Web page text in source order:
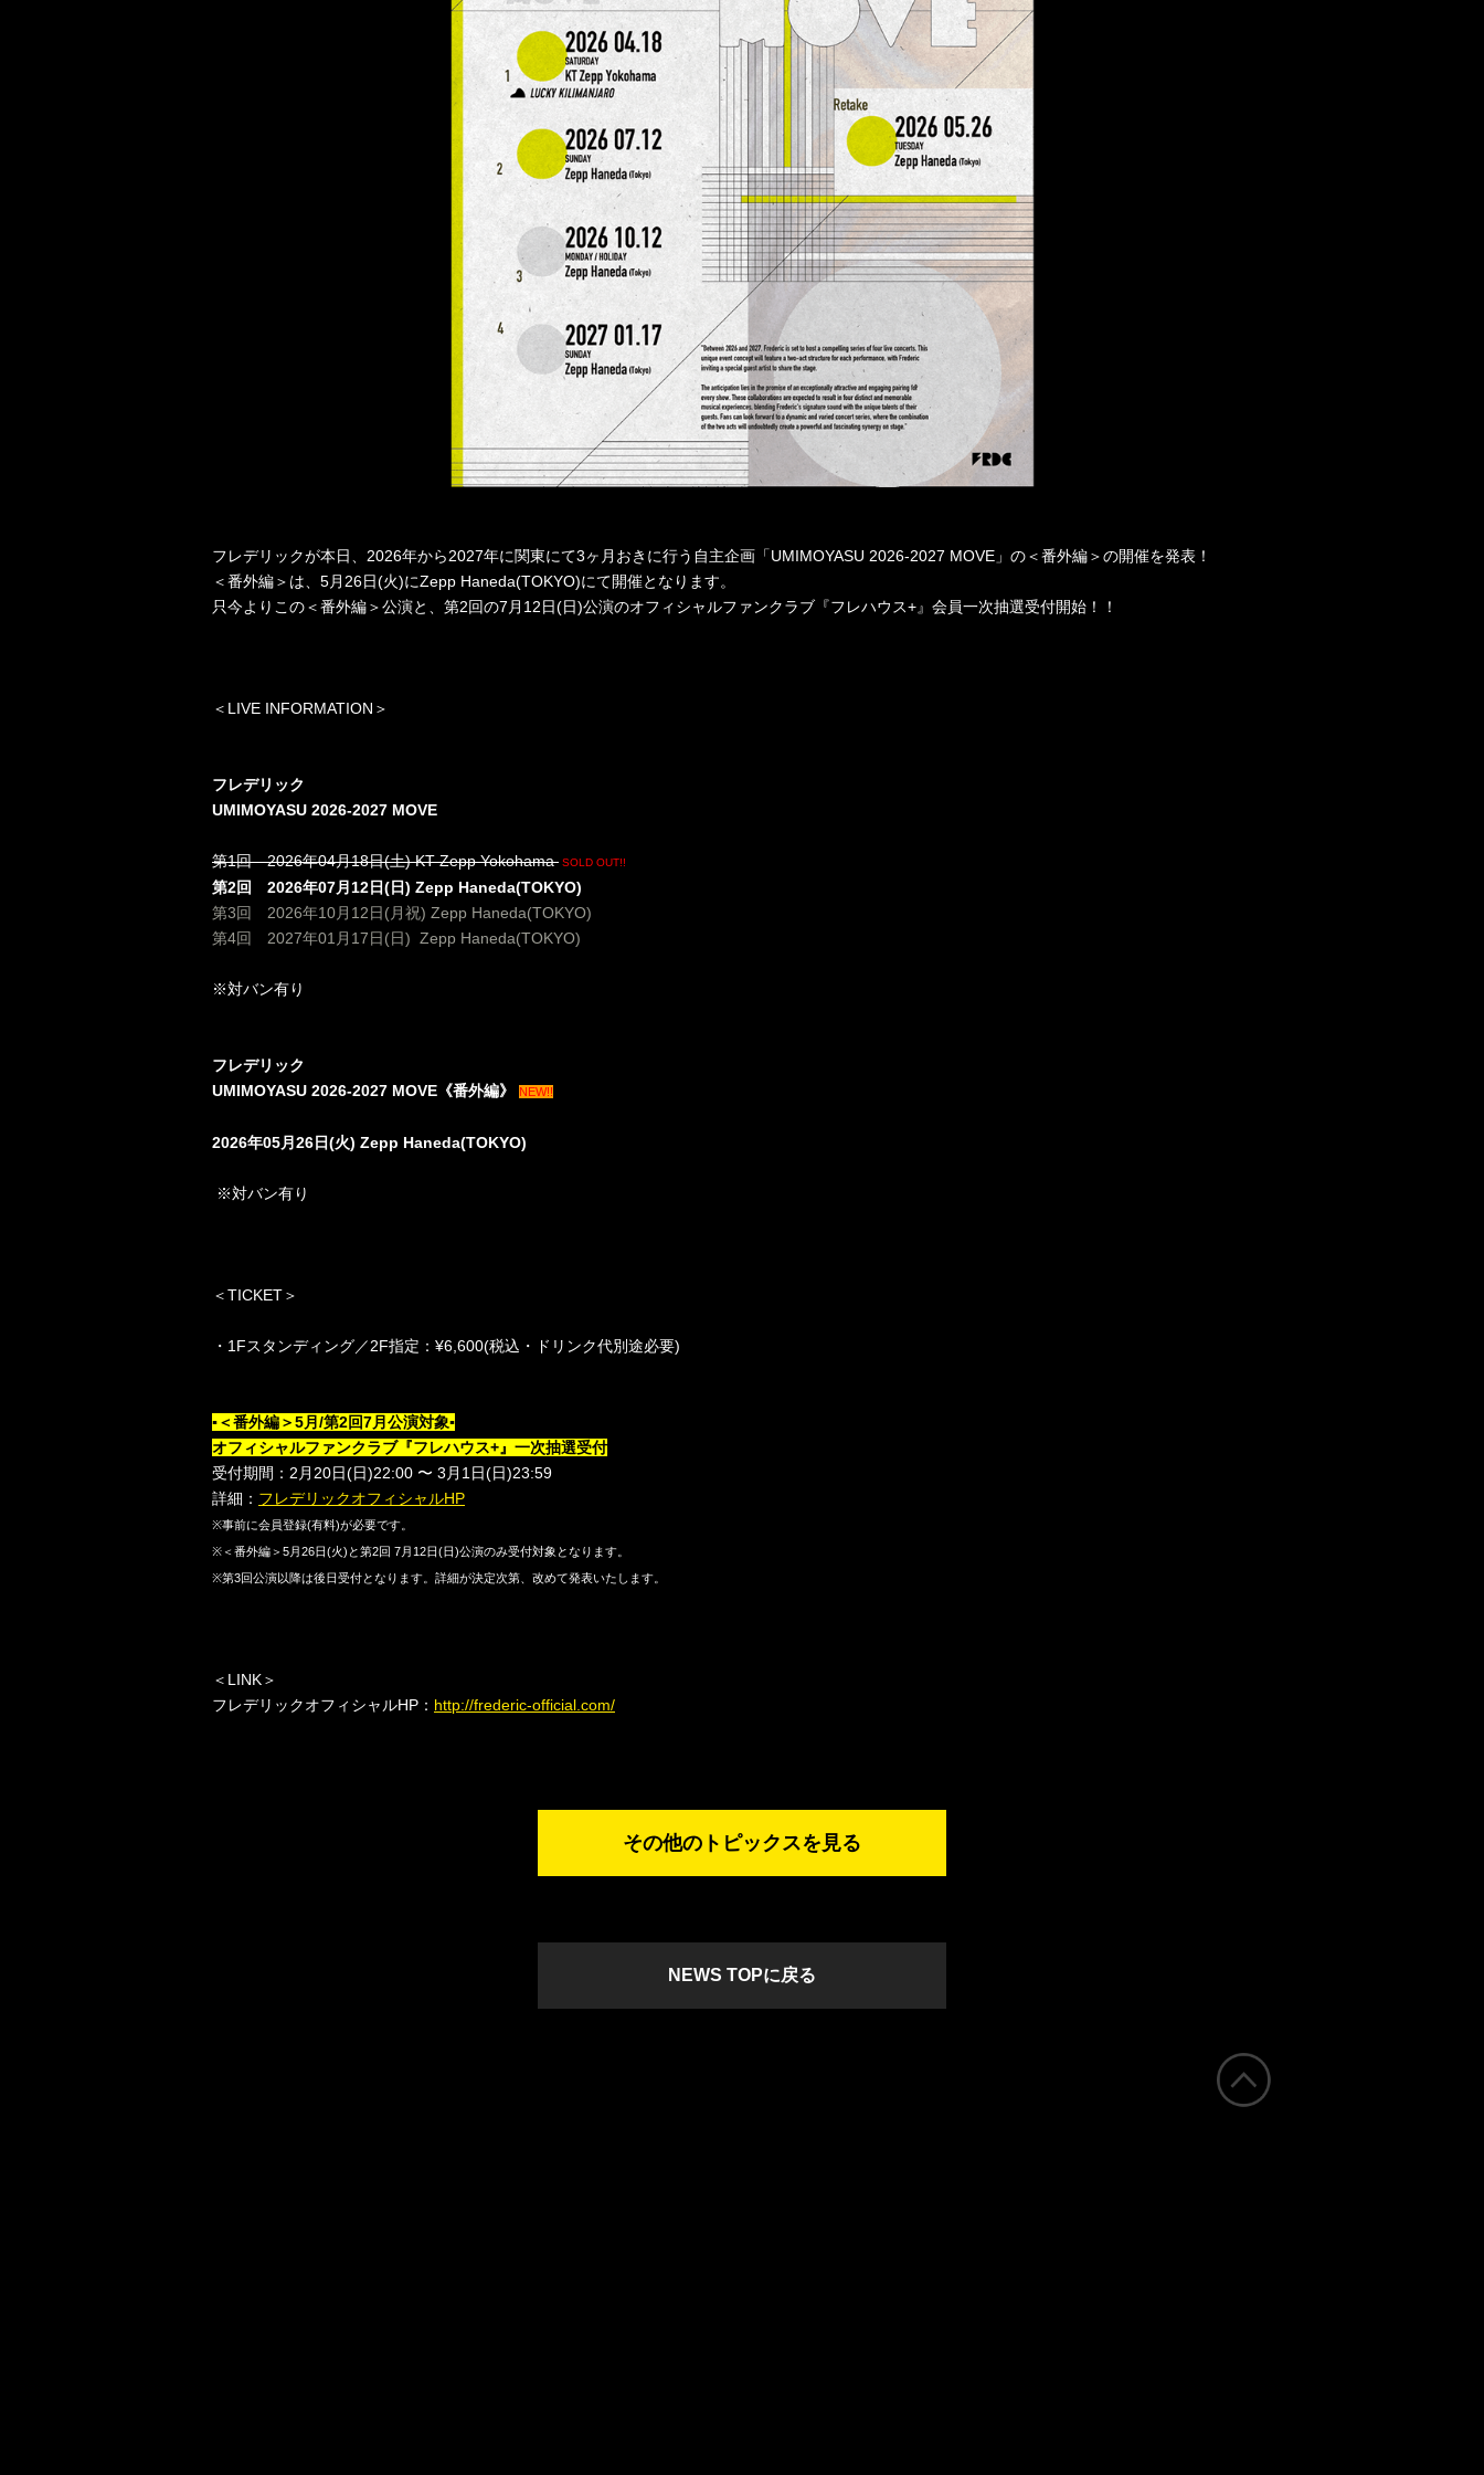
フレデリックが本日、 2026年から2027年に関東にて3ヶ月おきに行う自主企画「UMIMOYASU 2026-2027 MOVE 」の＜番外編＞の開催を発表！
＜番外編＞は、 5月 26日(火)にZepp Haneda(TOKYO)にて開催となります。
只今よりこの＜番外編＞公演と、第2回の7 月 12日(日)公演のオフィシャルファンクラブ『フレハウス+』会員一次抽選受付開始！！
＜ LIVE INFORMATION ＞
フレデリック
UMIMOYASU 2026-2027 MOVE
第1回2026年04月18日(土)KT Zepp Yokohama SOLD OUT!!
第2回 2026年07月 12日(日) Zepp Haneda(TOKYO)
第3回 2026年10月 12日(月祝) Zepp Haneda(TOKYO)
第4回 2027年01 月 17日(日) Zepp Haneda(TOKYO)
※対バン有り
フレデリック
UMIMOYASU 2026-2027 MOVE 《番外編》 NEW!!
2026年05月 26日(火) Zepp Haneda(TOKYO)
※対バン有り
＜TICKET＞
・ 1Fスタンディング／2F指定： ¥6,600(税込・ドリンク代別途必要)
▪︎＜番外編＞5月 /第2回7月公演対象▪︎
オフィシャルファンクラブ『フレハウス+』一次抽選受付
受付期間： 2 月 20日(日)22:00 〜 3 月 1 日(日)23:59
詳細： フレデリックオフィシャルHP
※事前に会員登録(有料)が必要です。
※ ＜番外編＞ 5月26日(火) と第2回 7月 12日(日)公演のみ受付対象となります。
※第3回公演以降は後日受付となります。詳細が決定次第、改めて発表いたします。
＜ LINK＞
フレデリックオフィシャルHP ： http://frederic-official.com/
その他のトピックスを見る
NEWS TOPに戻る